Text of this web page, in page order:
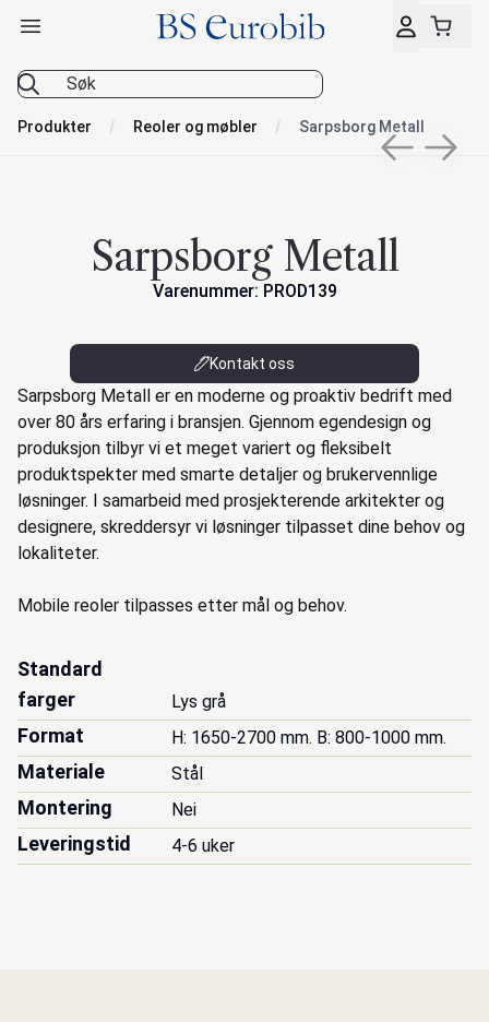
BS Eurobib
Åpne hovedmeny
Produkter Reoler og møbler Sarpsborg Metall
Previous
Next
Sarpsborg Metall
Varenummer: PROD139
Kontakt oss
Beskrivelse
Sarpsborg Metall er en moderne og proaktiv bedrift med
over 80 års erfaring i bransjen. Gjennom egendesign og
produksjon tilbyr vi et meget variert og fleksibelt
produktspekter med smarte detaljer og brukervennlige
løsninger. I samarbeid med prosjekterende arkitekter og
designere, skreddersyr vi løsninger tilpasset dine behov og
lokaliteter.
Mobile reoler tilpasses etter mål og behov.
Standard
farger
Lys grå
Format H: 1650-2700 mm. B: 800-1000 mm.
Materiale Stål
Montering Nei
Leveringstid 4-6 uker